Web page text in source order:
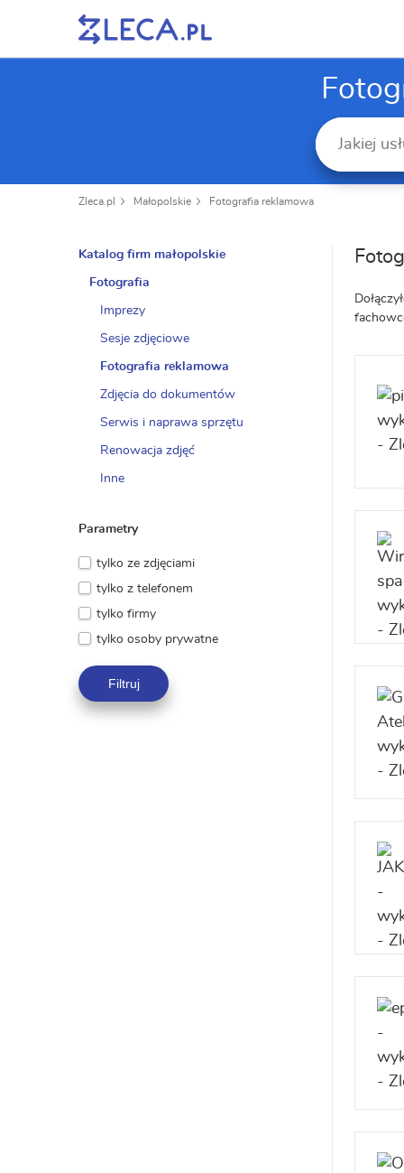
Zleca.pl Małopolskie Fotografia reklamowa
Katalog firm małopolskie
Fotografia
Imprezy
Sesje zdjęciowe
Fotografia reklamowa
Zdjęcia do dokumentów
Serwis i naprawa sprzętu
Renowacja zdjęć
Inne
Parametry
tylko ze zdjęciami
tylko z telefonem
tylko firmy
tylko osoby prywatne
Filtruj